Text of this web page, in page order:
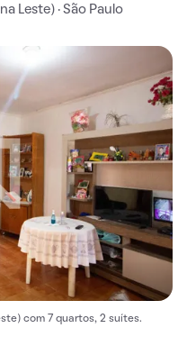
Leste) · São Paulo
com 7 quartos, 2 suítes.